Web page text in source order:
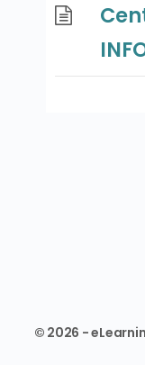
© 2026 -